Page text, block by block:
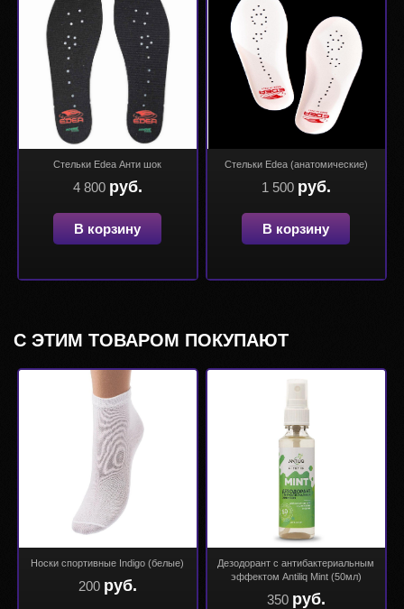
Стельки Edea Анти шок
4 800 руб.
В корзину
Стельки Edea (анатомические)
1 500 руб.
В корзину
С ЭТИМ ТОВАРОМ ПОКУПАЮТ
Носки спортивные Indigo (белые)
200 руб.
Дезодорант с антибактериальным
эффектом Antiliq Mint (50мл)
350 руб.